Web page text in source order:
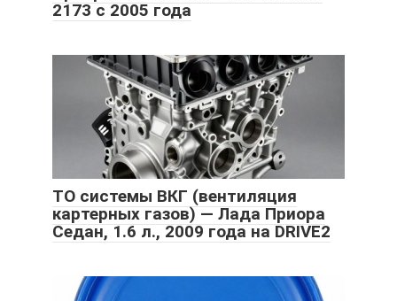
2173 с 2005 года
ТО системы ВКГ (вентиляция
картерных газов) — Лада Приора
Седан, 1.6 л., 2009 года на DRIVE2